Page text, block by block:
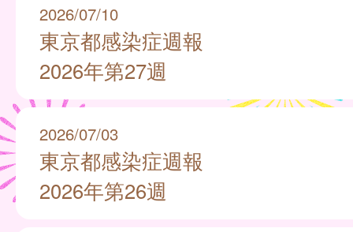
2026/07/10
東京都感染症週報
2026年第27週
2026/07/03
東京都感染症週報
2026年第26週